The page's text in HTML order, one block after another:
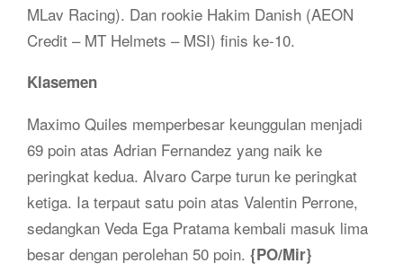
MLav Racing). Dan rookie Hakim Danish (AEON
Credit – MT Helmets – MSI) finis ke-10.
Klasemen
Maximo Quiles memperbesar keunggulan menjadi
69 poin atas Adrian Fernandez yang naik ke
peringkat kedua. Alvaro Carpe turun ke peringkat
ketiga. Ia terpaut satu poin atas Valentin Perrone,
sedangkan Veda Ega Pratama kembali masuk lima
besar dengan perolehan 50 poin. {PO/Mir}